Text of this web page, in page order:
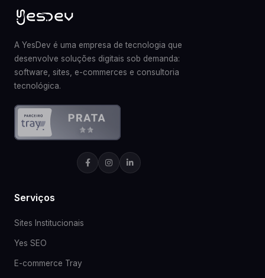
A YesDev é uma empresa de tecnologia que
desenvolve soluções digitais sob demanda:
software, sites, e-commerces e consultoria
tecnológica.
Serviços
Sites Institucionais
Yes SEO
E-commerce Tray